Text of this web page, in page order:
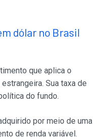
dólar no Brasil
que aplica o
Sua taxa de
do fundo.
por meio de uma
de renda variável.